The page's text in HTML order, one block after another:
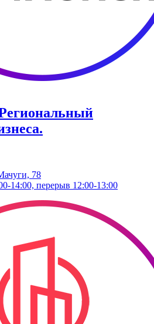
78
14:00, перерыв 12:00-13:00